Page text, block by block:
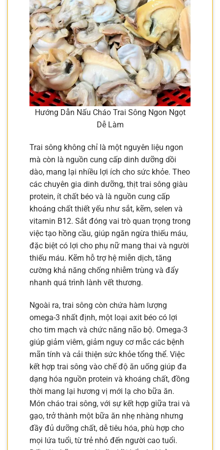
Hướng Dẫn Nấu Cháo Trai Sông Ngon Ngọt
Dễ Làm
Trai sông không chỉ là một nguyên liệu ngon
mà còn là nguồn cung cấp dinh dưỡng dồi
dào, mang lại nhiều lợi ích cho sức khỏe. Theo
các chuyên gia dinh dưỡng, thịt trai sông giàu
protein, ít chất béo và là nguồn cung cấp
khoáng chất thiết yếu như sắt, kẽm, selen và
vitamin B12. Sắt đóng vai trò quan trọng trong
việc tạo hồng cầu, giúp ngăn ngừa thiếu máu,
đặc biệt có lợi cho phụ nữ mang thai và người
thiếu máu. Kẽm hỗ trợ hệ miễn dịch, tăng
cường khả năng chống nhiễm trùng và đẩy
nhanh quá trình lành vết thương.
Ngoài ra, trai sông còn chứa hàm lượng
omega-3 nhất định, một loại axit béo có lợi
cho tim mạch và chức năng não bộ. Omega-3
giúp giảm viêm, giảm nguy cơ mắc các bệnh
mãn tính và cải thiện sức khỏe tổng thể. Việc
kết hợp trai sông vào chế độ ăn uống giúp đa
dạng hóa nguồn protein và khoáng chất, đồng
thời mang lại hương vị mới lạ cho bữa ăn.
Món cháo trai sông, với sự kết hợp giữa trai và
gạo, trở thành một bữa ăn nhẹ nhàng nhưng
đầy đủ dưỡng chất, dễ tiêu hóa, phù hợp cho
mọi lứa tuổi, từ trẻ nhỏ đến người cao tuổi.